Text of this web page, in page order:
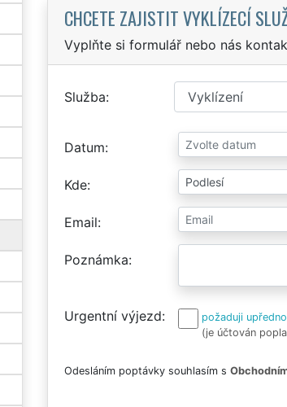
CHCETE ZAJISTIT VYKLÍZECÍ
Vyplňte si formulář nebo nás
Služba
Datum
Kde
Email
Poznámka
Urgentní výjezd
požaduji
(je účtován
Odesláním poptávky souhlasím s